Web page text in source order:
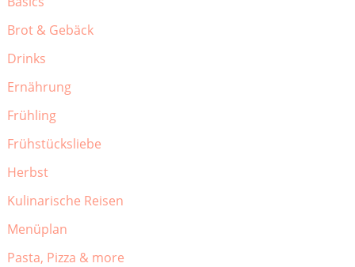
Brot & Gebäck
Drinks
Ernährung
Frühling
Frühstücksliebe
Herbst
Kulinarische Reisen
Menüplan
Pasta, Pizza & more